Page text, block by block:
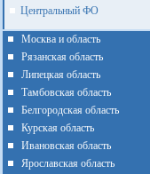
Центральный ФО
Москва и область
Рязанская область
Липецкая область
Тамбовская область
Белгородская область
Курская область
Ивановская область
Ярославская область